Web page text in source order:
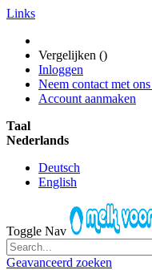
Links
Vergelijken ()
Inloggen
Neem contact met
Account aanmaken
Taal
Nederlands
Deutsch
English
Toggle Nav
Geavanceerd zoeken